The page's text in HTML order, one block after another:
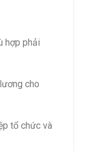
hợp phải
cho
tổ chức và